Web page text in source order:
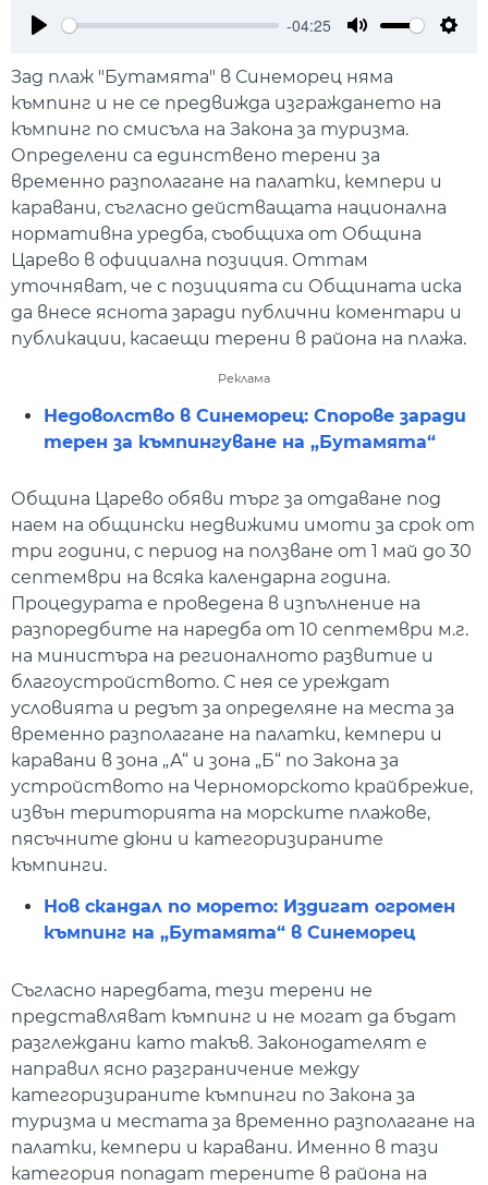
-04:25
Зад плаж "Бутамята" в Синеморец няма
къмпинг и не се предвижда изграждането на
къмпинг по смисъла на Закона за туризма.
Определени са единствено терени за
временно разполагане на палатки, кемпери и
каравани, съгласно действащата национална
нормативна уредба, съобщиха от Община
Царево в официална позиция. Оттам
уточняват, че с позицията си Общината иска
да внесе яснота заради публични коментари и
публикации, касаещи терени в района на плажа.
Реклама
Недоволство в Синеморец: Спорове заради
терен за къмпингуване на „Бутамята“
Община Царево обяви търг за отдаване под
наем на общински недвижими имоти за срок от
три години, с период на ползване от 1 май до 30
септември на всяка календарна година.
Процедурата е проведена в изпълнение на
разпоредбите на наредба от 10 септември м.г.
на министъра на регионалното развитие и
благоустройството. С нея се уреждат
условията и редът за определяне на места за
временно разполагане на палатки, кемпери и
каравани в зона „А“ и зона „Б“ по Закона за
устройството на Черноморското крайбрежие,
извън територията на морските плажове,
пясъчните дюни и категоризираните
къмпинги.
Нов скандал по морето: Издигат огромен
къмпинг на „Бутамята“ в Синеморец
Съгласно наредбата, тези терени не
представляват къмпинг и не могат да бъдат
разглеждани като такъв. Законодателят е
направил ясно разграничение между
категоризираните къмпинги по Закона за
туризма и местата за временно разполагане на
палатки, кемпери и каравани. Именно в тази
категория попадат терените в района на